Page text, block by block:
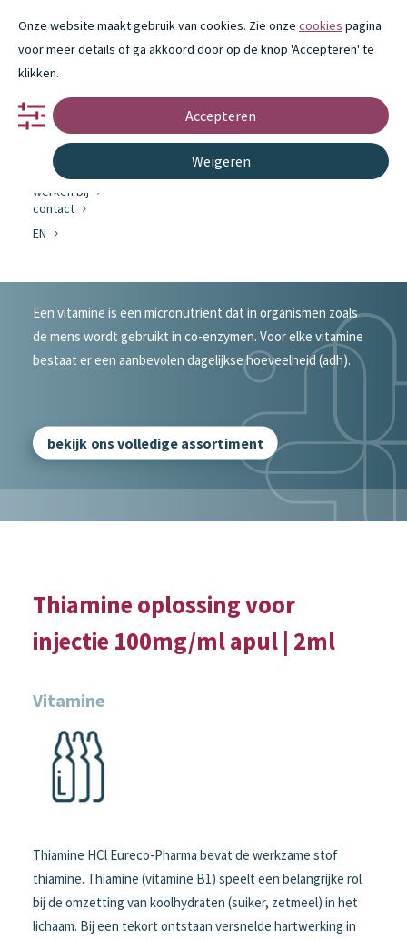
portfolio
partnerschap
innovatie
over ons
werken bij
contact
EN
#portfolio
Vitamine
Een vitamine is een micronutriënt dat in organismen zoals
de mens wordt gebruikt in co-enzymen. Voor elke vitamine
bestaat er een aanbevolen dagelijkse hoeveelheid (adh).
bekijk ons volledige assortiment
Thiamine oplossing voor
injectie 100mg/ml apul | 2ml
Vitamine
Thiamine HCl Eureco-Pharma bevat de werkzame stof
thiamine. Thiamine (vitamine B1) speelt een belangrijke rol
bij de omzetting van koolhydraten (suiker, zetmeel) in het
lichaam. Bij een tekort ontstaan versnelde hartwerking in
Onze website maakt gebruik van cookies. Zie onze cookies pagina
voor meer details of ga akkoord door op de knop 'Accepteren' te
klikken.
Accepteren
Weigeren